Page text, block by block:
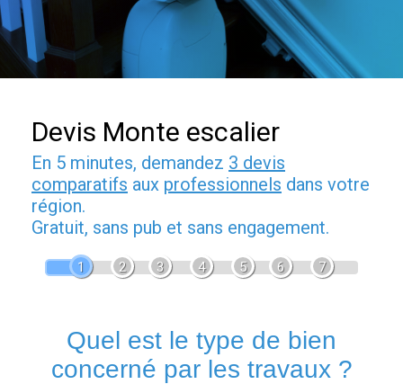
Devis Monte escalier
En 5 minutes, demandez 3 devis
comparatifs aux professionnels dans votre
région.
Gratuit, sans pub et sans engagement.
1 2 3 4 5 6 7
Quel est le type de bien
concerné par les travaux ?